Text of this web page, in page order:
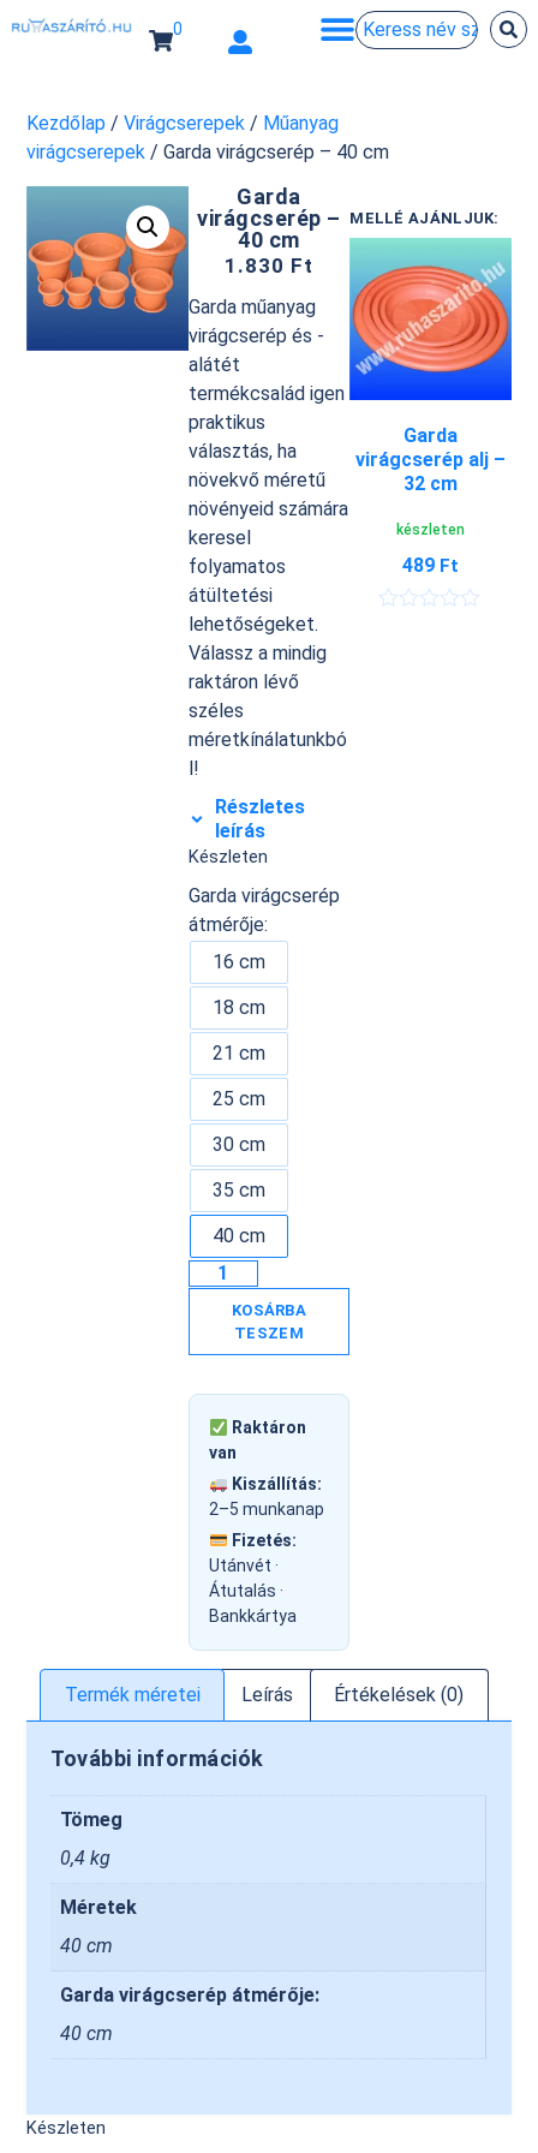
0
Kezdőlap /Virágcserepek / Műanyag
virágcserepek / Garda virágcserép – 40 cm
Garda
virágcserép –
40 cm
1.830 Ft
Garda műanyag
virágcserép és -
alátét
termékcsalád igen
praktikus
választás, ha
növekvő méretű
növényeid számára
keresel
folyamatos
átültetési
lehetőségeket.
Válassz a mindig
raktáron lévő
széles
méretkínálatunkbó
l!
Részletes
leírás
Készleten
Garda virágcserép
átmérője:
16 cm
18 cm
21 cm
25 cm
30 cm
35 cm
40 cm
KOSÁRBA
TESZEM
Raktáron
van
Kiszállítás:
2–5 munkanap
Fizetés:
Utánvét ·
Átutalás ·
Bankkártya
MELLÉ AJÁNLJUK:
Garda
virágcserép alj –
32 cm
készleten
489 Ft
Termék méretei Leírás Értékelések (0)
További információk
Tömeg
0,4 kg
Méretek
40 cm
Garda virágcserép átmérője:
40 cm
Készleten